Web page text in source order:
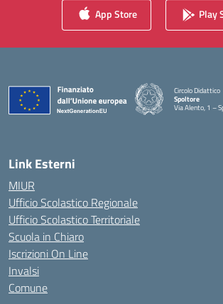
App Store Play
Circolo Didattico
Spoltore
Via Alento, 1 –
— Visita la
Link Esterni
MIUR
Ufficio Scolastico Regionale
Ufficio Scolastico Territoriale
Scuola in Chiaro
Iscrizioni On Line
Invalsi
Comune